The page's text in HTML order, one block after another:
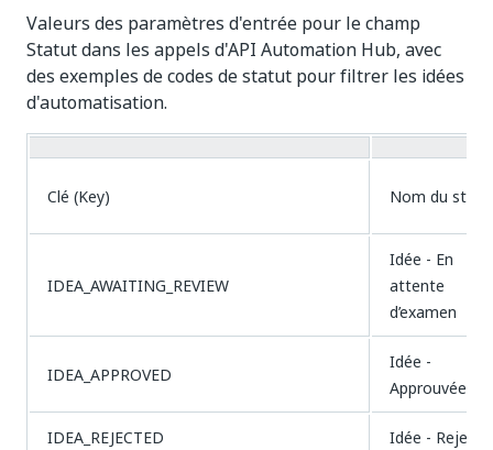
Valeurs des paramètres d'entrée pour le champ
Statut dans les appels d'API Automation Hub, avec
des exemples de codes de statut pour filtrer les idées
d'automatisation.
Clé (Key) Nom du
IDEA_AWAITING_REVIEW
Idée - En
attente
d’examen
IDEA_APPROVED
Idée -
Approuvée
IDEA_REJECTED Idée - Rejetée